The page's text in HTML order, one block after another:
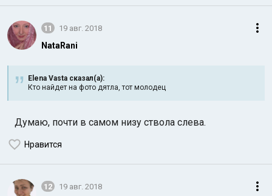
11 19 авг. 2018
NataRani
Elena Vasta сказал(а):
Кто найдет на фото дятла, тот молодец
Думаю, почти в самом низу ствола слева.
Нравится
12 19 авг. 2018